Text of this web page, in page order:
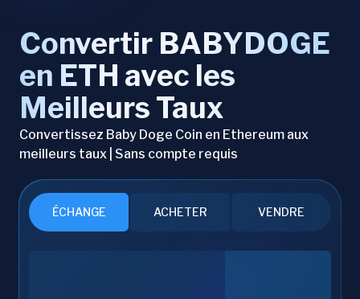
Convertir BABYDOGE
en ETH avec les
Meilleurs Taux
Convertissez Baby Doge Coin en Ethereum aux
meilleurs taux | Sans compte requis
ÉCHANGE ACHETER VENDRE